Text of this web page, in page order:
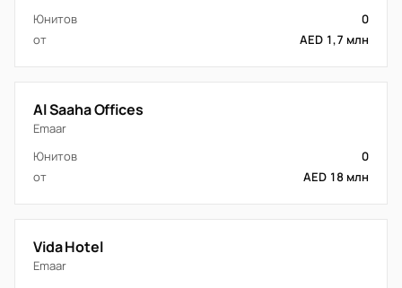
Юнитов
0
от
AED 1,7 млн
Al Saaha Offices
Emaar
Юнитов
0
от
AED 18 млн
Vida Hotel
Emaar